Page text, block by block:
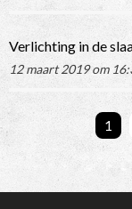
Verlichting in de
12 maart 2019 om
1